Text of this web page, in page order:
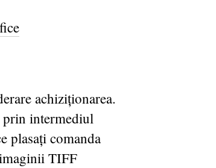
achiziționarea.
intermediul
plasați comanda
TIFF